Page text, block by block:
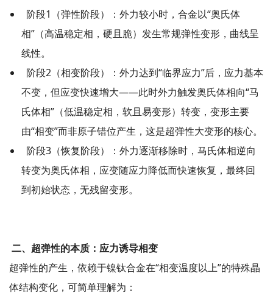
阶段1（弹性阶段）：外力较小时，合金以“奥氏体
相”（高温稳定相，硬且脆）发生常规弹性变形，曲线呈
线性。
阶段2（相变阶段）：外力达到“临界应力”后，应力基本
不变，但应变快速增大——此时外力触发奥氏体相向“马
氏体相”（低温稳定相，软且易变形）转变，变形主要
由“相变”而非原子错位产生，这是超弹性大变形的核心。
阶段3（恢复阶段）：外力逐渐移除时，马氏体相逆向
转变为奥氏体相，应变随应力降低而快速恢复，最终回
到初始状态，无残留变形。
二、超弹性的本质：应力诱导相变
超弹性的产生，依赖于镍钛合金在“相变温度以上”的特殊晶
体结构变化，可简单理解为：